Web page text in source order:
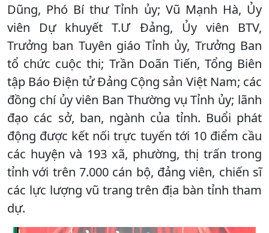
Dũng, Phó Bí thư Tỉnh ủy; Vũ Mạnh Hà, Ủy
viên Dự khuyết T.Ư Đảng, Ủy viên BTV,
Trưởng ban Tuyên giáo Tỉnh ủy, Trưởng Ban
tổ chức cuộc thi; Trần Doãn Tiến, Tổng Biên
tập Báo Điện tử Đảng Cộng sản Việt Nam; các
đồng chí ủy viên Ban Thường vụ Tỉnh ủy; lãnh
đạo các sở, ban, ngành của tỉnh. Buổi phát
động được kết nối trực tuyến tới 10 điểm cầu
các huyện và 193 xã, phường, thị trấn trong
tỉnh với trên 7.000 cán bộ, đảng viên, chiến sĩ
các lực lượng vũ trang trên địa bàn tỉnh tham
dự.